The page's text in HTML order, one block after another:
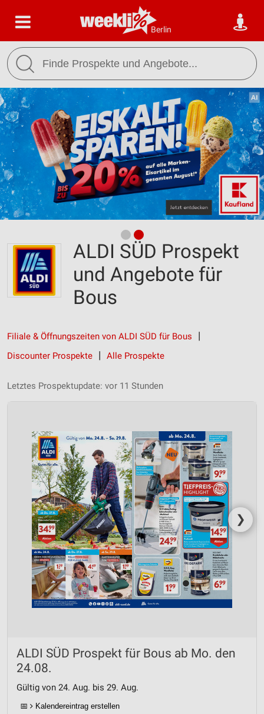
Berlin
ALDI SÜD Prospekt
und Angebote für
Bous
Filiale & Öffnungszeiten von ALDI SÜD für Bous
Discounter Prospekte
Alle Prospekte
Letztes Prospektupdate: vor 11 Stunden
❯
ALDI SÜD Prospekt für Bous ab Mo. den
24.08.
Gültig von 24. Aug. bis 29. Aug.
📅 Kalendereintrag erstellen